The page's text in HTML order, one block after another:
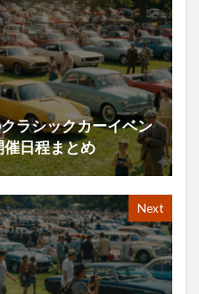
ラシックカーイベン
日程まとめ
Next